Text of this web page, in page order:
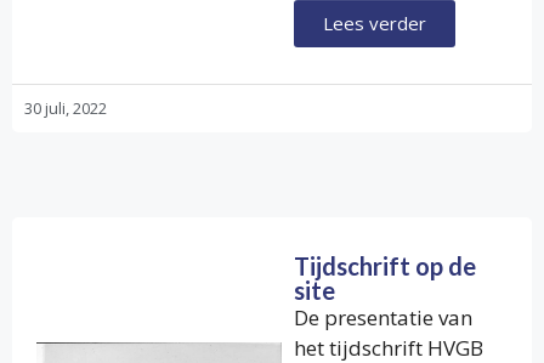
Lees verder
30 juli, 2022
Tijdschrift op de
site
De presentatie van
het tijdschrift HVGB